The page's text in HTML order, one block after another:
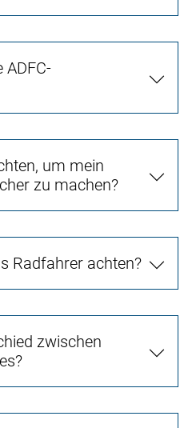
ADFC-
um mein
zu machen?
Radfahrer achten?
zwischen